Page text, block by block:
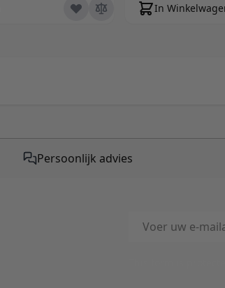
In
Persoonlijk advies
E-mailadres